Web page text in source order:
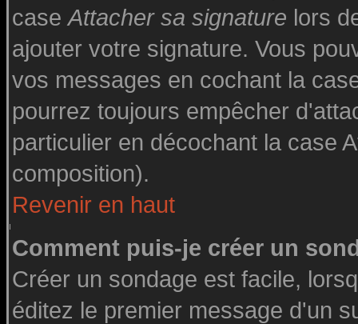
caseAttacher sa signature lors
ajouter votre signature. Vous
vos messages en cochant la
pourrez toujours empêcher
particulier en décochant la case
composition).
Revenir en haut
Comment puis-je créer un
Créer un sondage est facile,
éditez le premier message d'un